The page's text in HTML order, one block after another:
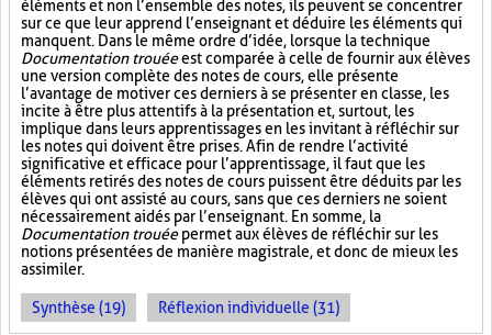
éléments et non l’ensemble des notes, ils peuvent se concentrer
sur ce que leur apprend l’enseignant et déduire les éléments qui
manquent. Dans le même ordre d’idée, lorsque la technique
Documentation trouéeest comparée à celle de fournir aux élèves
une version complète des notes de cours, elle présente
l’avantage de motiver ces derniers à se présenter en classe, les
incite à être plus attentifs à la présentation et, surtout, les
implique dans leurs apprentissages en les invitant à réfléchir sur
les notes qui doivent être prises. Afin de rendre l’activité
significative et efficace pour l’apprentissage, il faut que les
éléments retirés des notes de cours puissent être déduits par les
élèves qui ont assisté au cours, sans que ces derniers ne soient
nécessairement aidés par l’enseignant. En somme, la
Documentation trouéepermet aux élèves de réfléchir sur les
notions présentées de manière magistrale, et donc de mieux les
assimiler.
Synthèse (19) Réflexion individuelle (31)